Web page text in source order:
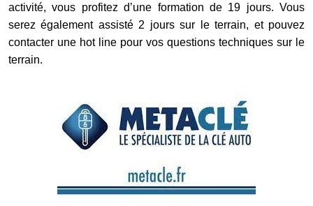
activité, vous profitez d’une formation de 19 jours. Vous
serez également assisté 2 jours sur le terrain, et pouvez
contacter une hot line pour vos questions techniques sur le
terrain.